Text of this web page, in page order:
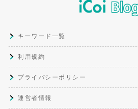
キーワード一覧
利用規約
プライバシーポリシー
運営者情報